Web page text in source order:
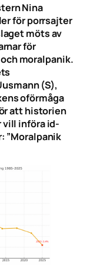
Nina
för porrsajter
möts av
för
moralpanik.
(S),
oförmåga
att historien
införa id-
”Moralpanik